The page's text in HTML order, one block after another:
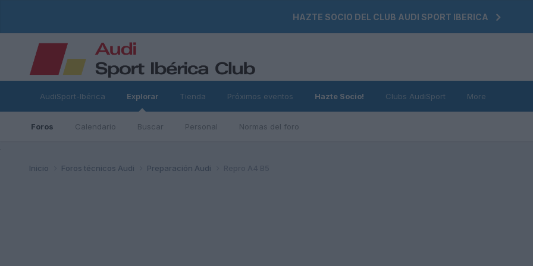
HAZTE SOCIO DEL CLUB AUDI SPORT IBERICA
AudiSport-Ibérica Explorar
Foros Calendario Buscar Personal Normas del foro
Tienda Próximos eventos Hazte Socio! Clubs AudiSport More
Inicio Foros técnicos Audi Preparación Audi